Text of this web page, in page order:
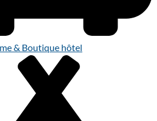
& Boutique hôtel